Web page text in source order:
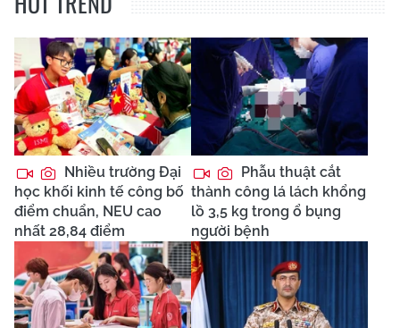
Nhiều trường Đại
học khối kinh tế công bố
điểm chuẩn, NEU cao
nhất 28,84 điểm
Phẫu thuật cắt
thành công lá lách khổng
lồ 3,5 kg trong ổ bụng
người bệnh